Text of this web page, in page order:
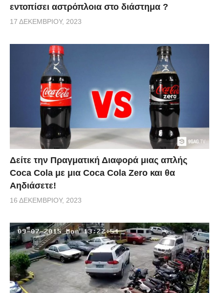
εντοπίσει αστρόπλοια στο διάστημα ?
17 ΔΕΚΕΜΒΡΊΟΥ, 2023
Δείτε την Πραγματική Διαφορά μιας απλής
Coca Cola με μια Coca Cola Zero και θα
Αηδιάσετε!
16 ΔΕΚΕΜΒΡΊΟΥ, 2023